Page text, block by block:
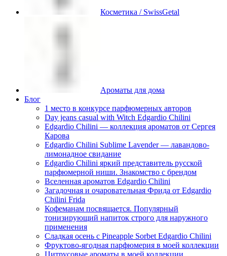
Косметика / SwissGetal
Ароматы для дома
Блог
1 место в конкурсе парфюмерных авторов
Day jeans casual with Witch Edgardio Chilini
Edgardio Chilini — коллекция ароматов от Сергея
Карова
Edgardio Chilini Sublime Lavender — лавандово-
лимонадное свидание
Edgardio Chilini яркий представитель русской
парфюмерной ниши. Знакомство с брендом
Вселенная ароматов Edgardio Chilini
Загадочная и очаровательная Фрида от Edgardio
Chilini Frida
Кофеманам посвящается. Популярный
тонизирующий напиток строго для наружного
применения
Сладкая осень с Pineapple Sorbet Edgardio Chilini
Фруктово-ягодная парфюмерия в моей коллекции
​Цитрусовые ароматы в моей коллекции